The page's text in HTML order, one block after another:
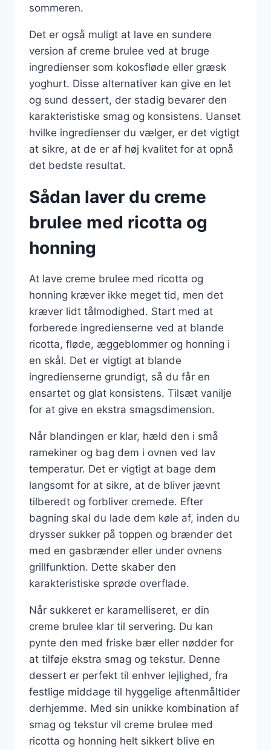
sommeren.
Det er også muligt at lave en sundere
version af creme brulee ved at bruge
ingredienser som kokosfløde eller græsk
yoghurt. Disse alternativer kan give en let
og sund dessert, der stadig bevarer den
karakteristiske smag og konsistens. Uanset
hvilke ingredienser du vælger, er det vigtigt
at sikre, at de er af høj kvalitet for at opnå
det bedste resultat.
Sådan laver du creme
brulee med ricotta og
honning
At lave creme brulee med ricotta og
honning kræver ikke meget tid, men det
kræver lidt tålmodighed. Start med at
forberede ingredienserne ved at blande
ricotta, fløde, æggeblommer og honning i
en skål. Det er vigtigt at blande
ingredienserne grundigt, så du får en
ensartet og glat konsistens. Tilsæt vanilje
for at give en ekstra smagsdimension.
Når blandingen er klar, hæld den i små
ramekiner og bag dem i ovnen ved lav
temperatur. Det er vigtigt at bage dem
langsomt for at sikre, at de bliver jævnt
tilberedt og forbliver cremede. Efter
bagning skal du lade dem køle af, inden du
drysser sukker på toppen og brænder det
med en gasbrænder eller under ovnens
grillfunktion. Dette skaber den
karakteristiske sprøde overflade.
Når sukkeret er karamelliseret, er din
creme brulee klar til servering. Du kan
pynte den med friske bær eller nødder for
at tilføje ekstra smag og tekstur. Denne
dessert er perfekt til enhver lejlighed, fra
festlige middage til hyggelige aftenmåltider
derhjemme. Med sin unikke kombination af
smag og tekstur vil creme brulee med
ricotta og honning helt sikkert blive en